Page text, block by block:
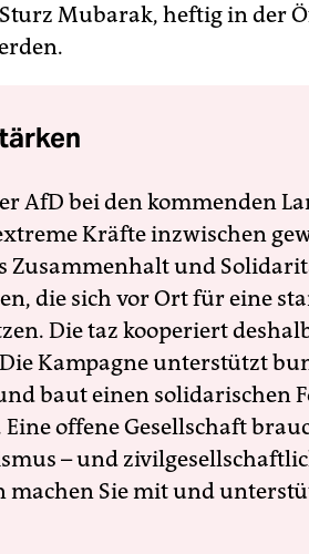
Mubarak, heftig in der
AfD bei den kommenden
Kräfte inzwischen
Zusammenhalt und
die sich vor Ort für eine
Die taz kooperiert
Kampagne unterstützt
baut einen solidarischen
offene Gesellschaft
– und
machen Sie mit und